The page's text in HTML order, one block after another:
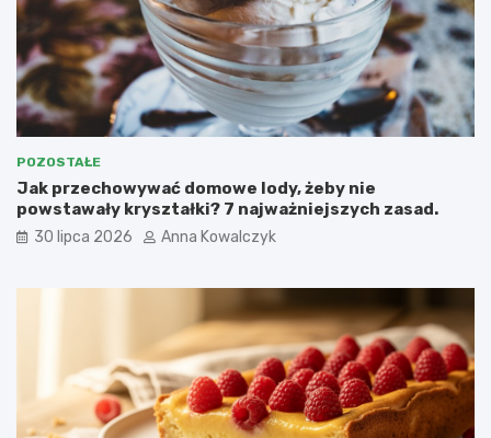
POZOSTAŁE
Jak przechowywać domowe lody, żeby nie
powstawały kryształki? 7 najważniejszych zasad.
30 lipca 2026 Anna Kowalczyk